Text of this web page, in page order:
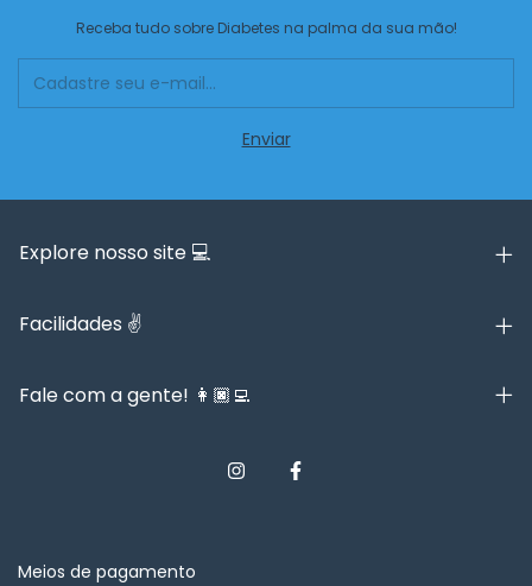
Receba tudo sobre Diabetes na palma da sua mão!
Explore nosso site 💻
Facilidades ✌️
Fale com a gente! 👩🏿‍💻
Meios de pagamento